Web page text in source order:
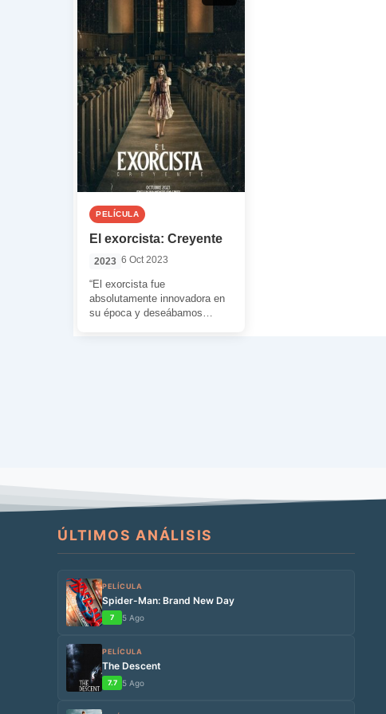
PELÍCULA
El exorcista: Creyente
2023 6 Oct 2023
“El exorcista fue
absolutamente innovadora en
su época y deseábamos
ÚLTIMOS ANÁLISIS
PELÍCULA
Spider-Man: Brand New Day
7 5 Ago
PELÍCULA
The Descent
7.7 5 Ago